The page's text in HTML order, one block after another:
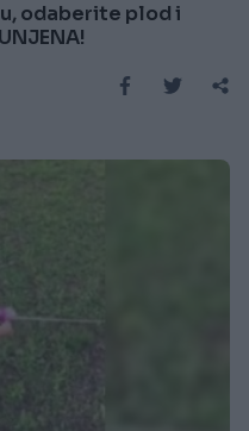
odaberite plod i